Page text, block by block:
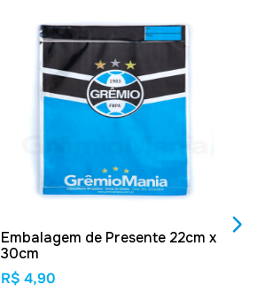
Embalagem de Presente 22cm x
30cm
R$ 4,90